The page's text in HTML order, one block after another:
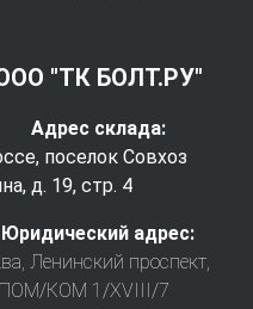
"ТК БОЛТ.РУ"
Адрес склада:
поселок Совхоз
д. 19, стр. 4
Юридический адрес:
, Ленинский проспект,
ПОМ/КОМ 1/XVIII/7